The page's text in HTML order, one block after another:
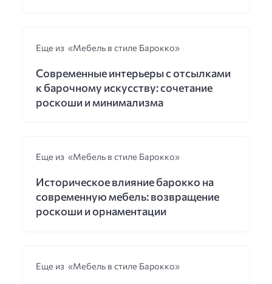
Еще из «Мебель в стиле Барокко»
Современные интерьеры с отсылками
к барочному искусству: сочетание
роскоши и минимализма
Еще из «Мебель в стиле Барокко»
Историческое влияние барокко на
современную мебель: возвращение
роскоши и орнаментации
Еще из «Мебель в стиле Барокко»